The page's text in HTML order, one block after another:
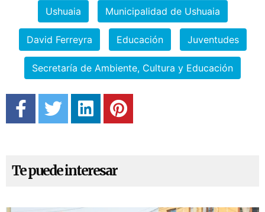
Ushuaia Municipalidad de Ushuaia
David Ferreyra Educación Juventudes
Secretaría de Ambiente, Cultura y Educación
Te puede interesar